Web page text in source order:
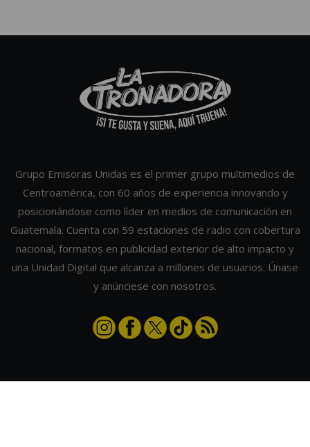
Grupo Emisoras Unidas es el primer grupo multimedios de
Centroamérica, con 60 años de experiencia innovando y
posicionándose como líder en medios de comunicación en
Guatemala. Cuenta con 59 estaciones de radio con cobertura
nacional, formatos en publicidad exterior de alto impacto y
una Unidad Digital que alcanza a millones de usuarios. Únase
y anúnciese con nosotros.